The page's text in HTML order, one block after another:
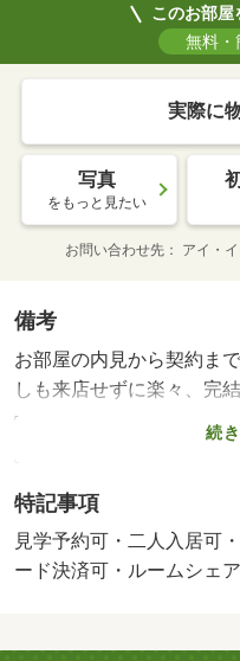
このお部屋
無料・
実際に
写真
をもっと見たい
お問い合わせ先 アイ・
備考
お部屋の内見から契約ま
しも来店せずに楽々、完
談可能！ＬＩＮＥ友達追
できます♪お問合せはＩ
続
特記事項
見学予約可・二人入居可
ード決済可・ルームシェ